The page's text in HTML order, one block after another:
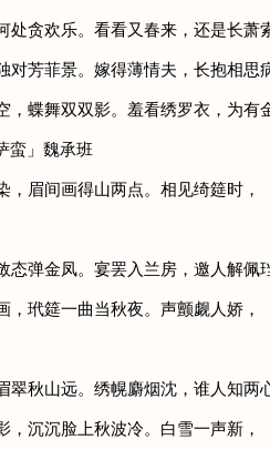
贪欢乐。看看又春来，还是长萧
芳菲景。嫁得薄情夫，长抱相思
蝶舞双双影。羞看绣罗衣，为有金
」魏承班
眉间画得山两点。相见绮筵时，
弹金凤。宴罢入兰房，邀人解佩
玳筵一曲当秋夜。声颤觑人娇，
秋山远。绣幌麝烟沈，谁人知两
沉沉脸上秋波冷。白雪一声新，